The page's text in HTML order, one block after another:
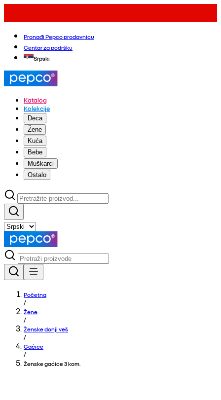
Pronađi Pepco prodavnicu
Centar za podršku
Srpski
Katalog
Kolekcije
Deca
Žene
Kuća
Bebe
Muškarci
Ostalo
Početna
/
Žene
/
Ženske donji veš
/
Gaćice
/
Ženske gaćice 3 kom.